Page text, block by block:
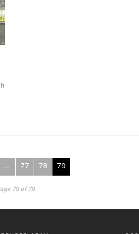
… 77 78 79
79 of 79